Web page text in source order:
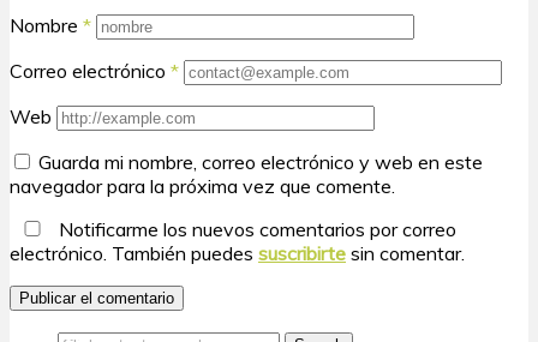
Nombre *
Correo electrónico *
Web
Guarda mi nombre, correo electrónico y web en este
navegador para la próxima vez que comente.
Notificarme los nuevos comentarios por correo
electrónico. También puedes suscribirte sin comentar.